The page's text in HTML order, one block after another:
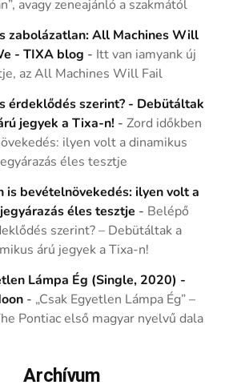
avagy zeneajánló a szakmától
zabolázatlan: All Machines Will
- TIXA blog - Itt van iamyank új
az All Machines Will Fail
érdeklődés szerint? - Debütáltak
jegyek a Tixa-n! -Zord időkben
ilyen volt a dinamikus
éles tesztje
is bevételnövekedés: ilyen volt a
éles tesztje - Belépő
szerint? – Debütáltak a
árú jegyek a Tixa-n!
Lámpa Ég (Single, 2020) -
- „Csak Egyetlen Lámpa Ég” –
Pontiac első magyar nyelvű dala
Archívum